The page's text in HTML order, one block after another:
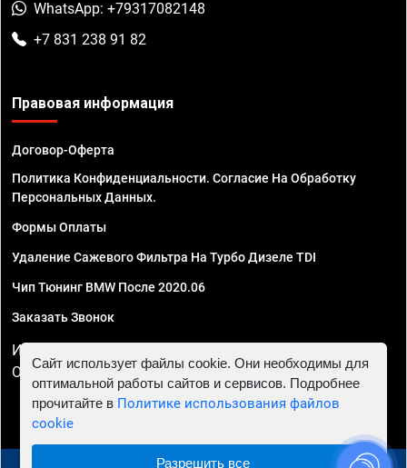
WhatsApp: +79317082148
+7 831 238 91 82
Правовая информация
Договор-Оферта
Политика Конфиденциальности. Согласие На Обработку
Персональных Данных.
Формы Оплаты
Удаление Сажевого Фильтра На Турбо Дизеле TDI
Чип Тюнинг BMW После 2020.06
Заказать Звонок
ИП Смирнов Георгий Павлович. ИНН 781302555843,
ОГРНИП 324470400032610
Сайт использует файлы cookie. Они необходимы для
оптимальной работы сайтов и сервисов. Подробнее
прочитайте в Политике использования файлов
cookie
Разрешить все